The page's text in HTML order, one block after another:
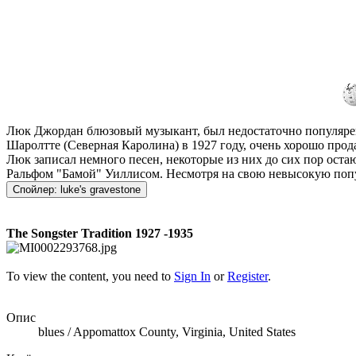
Люк Джордан блюзовый музыкант, был недостаточно
Шаролтте (Северная Каролина) в 1927 году, очень хорошо
Люк записал немного песен, некоторые из них до сих пор
Ральфом "Бамой" Уиллисом. Несмотря на свою невысокую
Спойлер: luke's gravestone
The Songster Tradition 1927 -1935
To view the content, you need to Sign In orRegister.
Опис
blues / Appomattox County, Virginia, United States